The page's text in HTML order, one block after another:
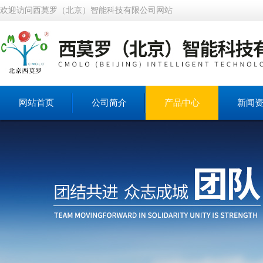
欢迎访问西莫罗（北京）智能科技有限公司网站
网站首页 公司简介 产品中心 新闻